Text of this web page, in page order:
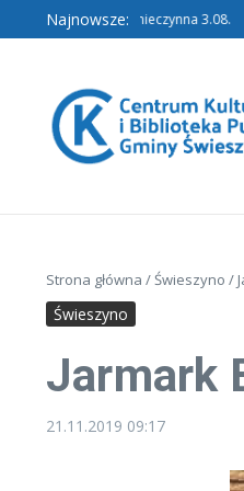
Przejdź do treści
Najnowsze:
w Niedalinie nieczynna 3.08.
Strona główna /Świeszyno /
Świeszyno
Jarmark
21.11.2019 09:17